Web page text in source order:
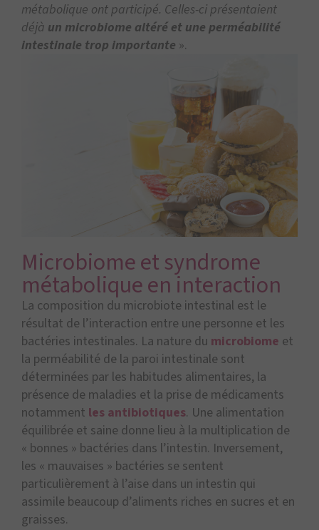
métabolique ont participé. Celles-ci présentaient
déjà un microbiome altéré et une perméabilité
intestinale trop importante ».
Microbiome et syndrome
métabolique en interaction
La composition du microbiote intestinal est le
résultat de l’interaction entre une personne et les
bactéries intestinales. La nature du microbiome et
la perméabilité de la paroi intestinale sont
déterminées par les habitudes alimentaires, la
présence de maladies et la prise de médicaments
notamment les antibiotiques. Une alimentation
équilibrée et saine donne lieu à la multiplication de
« bonnes » bactéries dans l’intestin. Inversement,
les « mauvaises » bactéries se sentent
particulièrement à l’aise dans un intestin qui
assimile beaucoup d’aliments riches en sucres et en
graisses.